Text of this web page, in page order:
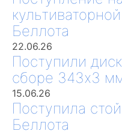
Беллота
22.06.26
Поступили
сборе 343х3
15.06.26
Поступила
Беллота